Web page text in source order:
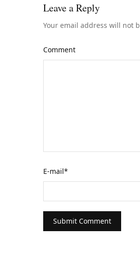
Leave a Reply
Your email address will not
Comment
E-mail*